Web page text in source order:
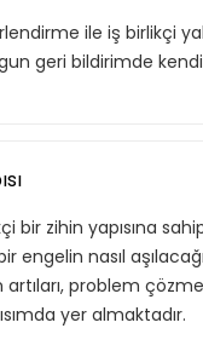
ile iş birlikçi
geri bildirimde
bir zihin yapısına
engelin nasıl
problem
yer almaktadır.